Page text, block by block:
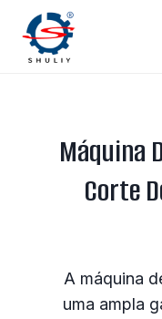
content
Máquina
Corte
A máquina
uma ampla